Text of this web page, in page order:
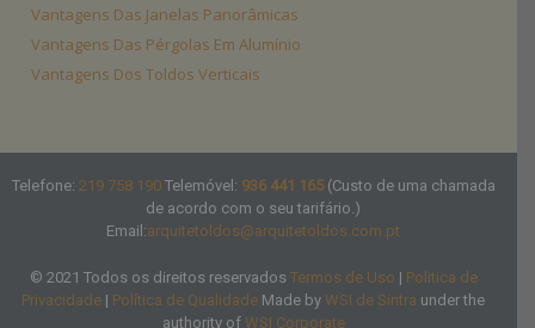
Vantagens Das Janelas Panorâmicas
Vantagens Das Pérgolas Em Alumínio
Vantagens Dos Toldos Verticais
Telefone: 219 758 190Telemóvel: 936 441 165 (Custo de uma chamada
de acordo com o seu tarifário.)
Email:arquitetoldos@arquitetoldos.com.pt
© 2021 Todos os direitos reservados Termos de Uso | Politica de
Privacidade | Política de Qualidade Made by WSI de Sintra under the
authority of WSI Corporate